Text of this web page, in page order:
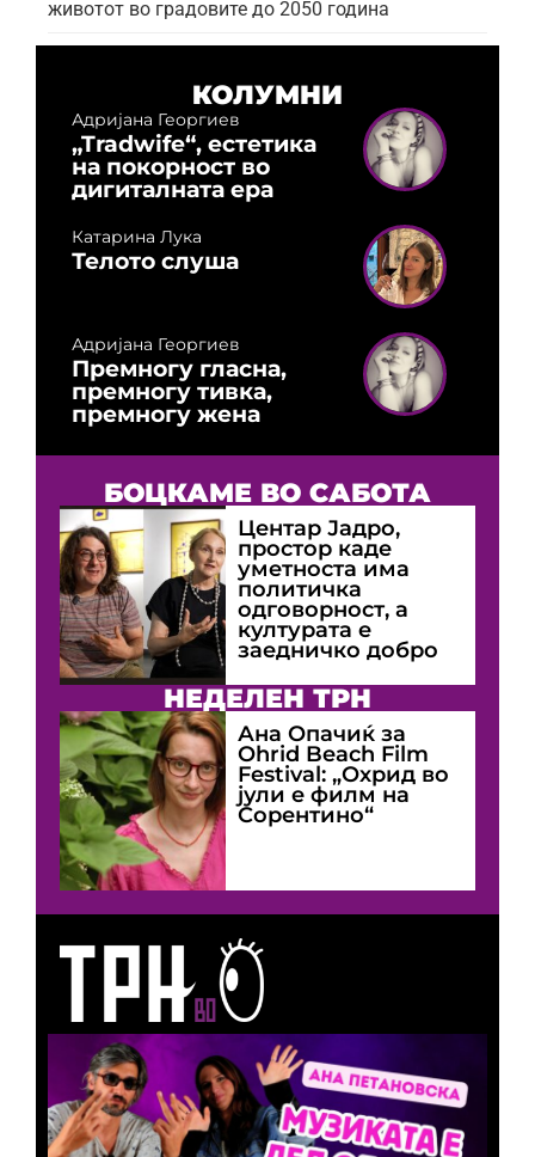
животот во градовите до 2050 година
КОЛУМНИ
Адријана Георгиев
„Tradwife“, естетика
на покорност во
дигиталната ера
Катарина Лука
Телото слуша
Адријана Георгиев
Премногу гласна,
премногу тивка,
премногу жена
БОЦКАМЕ ВО САБОТА
Центар Јадро,
простор каде
уметноста има
политичка
одговорност, а
културата е
заедничко добро
НЕДЕЛЕН ТРН
Ана Опачиќ за
Оhrid Beach Film
Festival: „Охрид во
јули е филм на
Сорентино“